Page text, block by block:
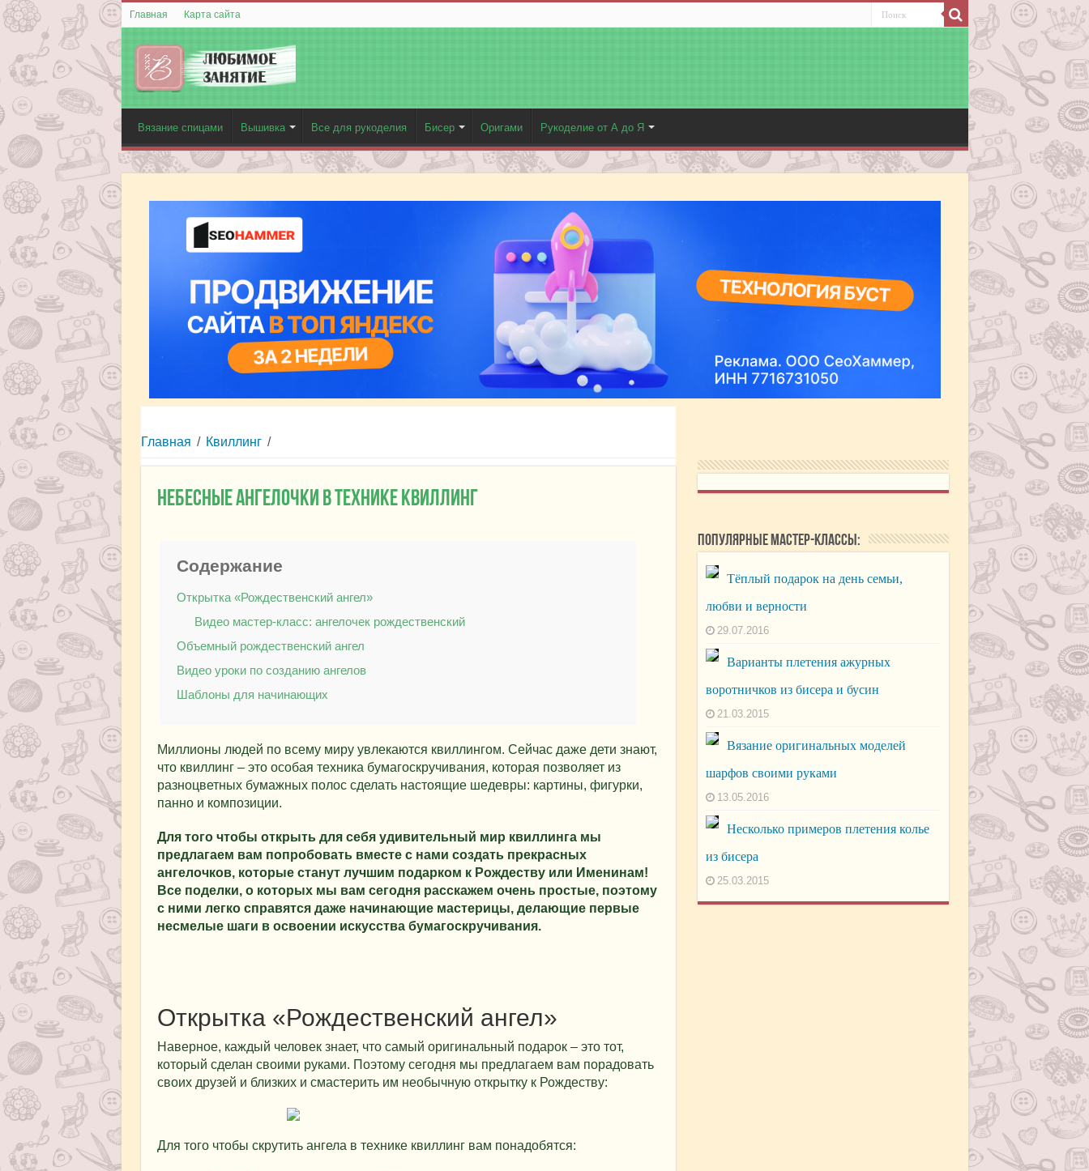
Главная Карта сайта
Вязание спицами Вышивка Все для рукоделия Бисер Оригами Рукоделие от А до Я
Главная / Квиллинг /
Небесные ангелочки в технике квиллинг
Содержание
Открытка «Рождественский ангел»
Видео мастер-класс: ангелочек рождественский
Объемный рождественский ангел
Видео уроки по созданию ангелов
Шаблоны для начинающих
Миллионы людей по всему миру увлекаются квиллингом. Сейчас даже дети знают,
что квиллинг – это особая техника бумагоскручивания, которая позволяет из
разноцветных бумажных полос сделать настоящие шедевры: картины, фигурки,
панно и композиции.
Для того чтобы открыть для себя удивительный мир квиллинга мы
предлагаем вам попробовать вместе с нами создать прекрасных
ангелочков, которые станут лучшим подарком к Рождеству или Именинам!
Все поделки, о которых мы вам сегодня расскажем очень простые, поэтому
с ними легко справятся даже начинающие мастерицы, делающие первые
несмелые шаги в освоении искусства бумагоскручивания.
Открытка «Рождественский ангел»
Наверное, каждый человек знает, что самый оригинальный подарок – это тот,
который сделан своими руками. Поэтому сегодня мы предлагаем вам порадовать
своих друзей и близких и смастерить им необычную открытку к Рождеству:
Для того чтобы скрутить ангела в технике квиллинг вам понадобятся:
Популярные мастер-классы:
Тёплый подарок на день семьи,
любви и верности
29.07.2016
Варианты плетения ажурных
воротничков из бисера и бусин
21.03.2015
Вязание оригинальных моделей
шарфов своими руками
13.05.2016
Несколько примеров плетения колье
из бисера
25.03.2015